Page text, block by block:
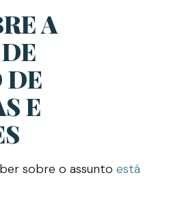
A
DE
E
sobre o assunto está